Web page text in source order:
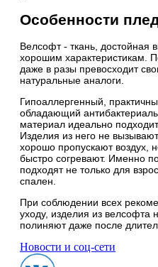
Особенности
Велсофт - ткань, достойная
хорошим характеристикам.
даже в разы превосходит
натуральные аналоги.
Гипоаллергенный,
обладающий
материал идеально
Изделия из него не
хорошо пропускают воздух,
быстро согревают. Именно
подходят не только для
спален.
При соблюдении всех
уходу, изделия из велсофта
полиняют даже после
Новости и соц-сети